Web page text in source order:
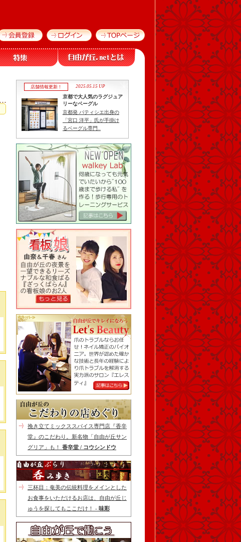
店舗情報更新！ 2025.05.15 UP
京都で大人気のラグジュア
リーなベーグル
京都発 パティシエ出身の
「宮口 洋平」氏が手掛け
るベーグル専門..
挽き立てミックススパイス専門店『香辛
堂』のこだわり。新名物「自由が丘サン
グリア」も！ 香辛堂 / コウシンドウ
三杯目：奄美の伝統料理をメインとした
お食事をいただけるお店は、自由が丘じ
ゅうを探してもここだけ！ - 味彩